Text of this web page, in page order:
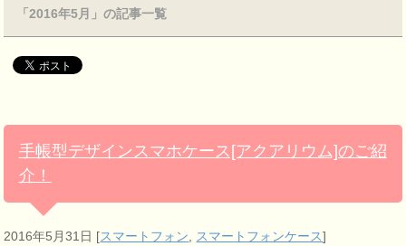
「2016年5月」の記事一覧
手帳型デザインスマホケース[アクアリウム]のご紹
介！
2016年5月31日 [スマートフォン, スマートフォンケース]